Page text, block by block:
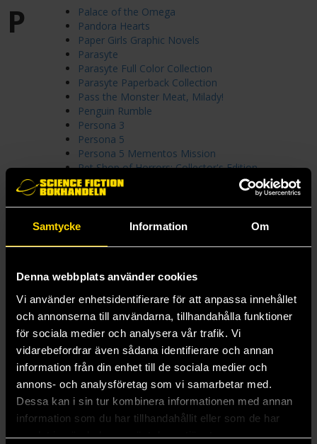
Samtycke Information Om
Denna webbplats använder cookies
Vi använder enhetsidentifierare för att anpassa innehållet
och annonserna till användarna, tillhandahålla funktioner
för sociala medier och analysera vår trafik. Vi
vidarebefordrar även sådana identifierare och annan
information från din enhet till de sociala medier och
annons- och analysföretag som vi samarbetar med.
Dessa kan i sin tur kombinera informationen med annan
information som du har tillhandahållit eller som de har
samlat in när du har använt deras tjänster.
P
Palace of the Omega
Pandora Hearts
Paper Girls Graphic Novels
Parasyte
Parasyte Full Color Collection
Parasyte Paperback Collection
Pass the Monster Meat, Milady!
Penguin Rumble
Persona 3
Persona 5
Persona 5 Mementos Mission
Pet Shop of Horrors: Collector's Edition
Petrol Head
Phantom Busters
Phantom Road
Pink Candy Kiss
Poison Ivy (2023)
Pokemon Adventures
Pokemon Adventures Collector's Edition
Pokemon Adventures XY
Pokemon Journeys
Preacher Omnibus Collections
Predator By Ed Brisson
Princess Jellyfish
Project Sekai: Colorful Stage! Comic Anthology
Psylocke
PTSD Radio
Puella Magi Madoka Magica